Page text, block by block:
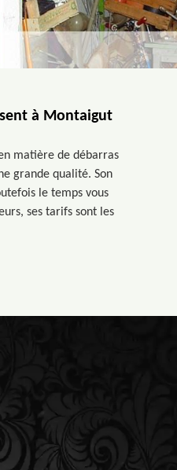
à Montaigut
matière de débarras
grande qualité. Son
le temps vous
ses tarifs sont les